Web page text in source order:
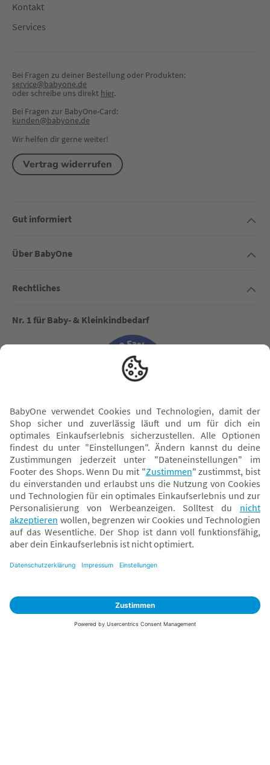
Kontakt
Services
Bei Fragen zu deiner Bestellung oder Produkten:
service@babyone.de
oder schreibe uns direkt hier.
Bei Fragen zur BabyOne-Card:
kunden@babyone.de
Wir helfen dir gerne weiter!
Vertrag widerrufen
Gut informiert
Über BabyOne
Rechtliches
Nr. 1 für Baby- & Kleinkindbedarf